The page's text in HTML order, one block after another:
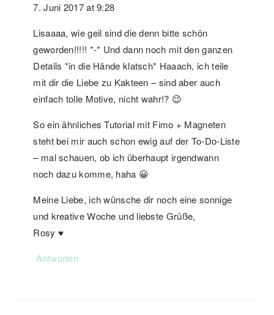
7. Juni 2017 at 9:28
Lisaaaa, wie geil sind die denn bitte schön
geworden!!!!! *-* Und dann noch mit den ganzen
Details *in die Hände klatsch* Haaach, ich teile
mit dir die Liebe zu Kakteen – sind aber auch
einfach tolle Motive, nicht wahr!? 😉
So ein ähnliches Tutorial mit Fimo + Magneten
steht bei mir auch schon ewig auf der To-Do-Liste
– mal schauen, ob ich überhaupt irgendwann
noch dazu komme, haha 😀
Meine Liebe, ich wünsche dir noch eine sonnige
und kreative Woche und liebste Grüße,
Rosy ♥
Antworten